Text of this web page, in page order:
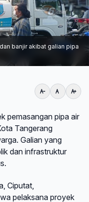
banjir akibat galian pipa
pemasangan pipa air
Tangerang
Galian yang
dan infrastruktur
Ciputat,
pelaksana proyek